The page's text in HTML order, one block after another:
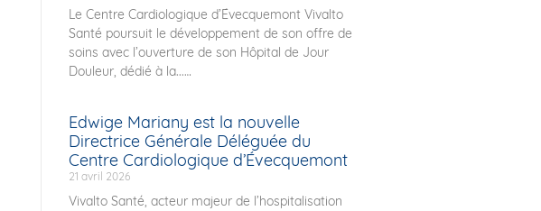
Le Centre Cardiologique d’Évecquemont Vivalto
Santé poursuit le développement de son offre de
soins avec l’ouverture de son Hôpital de Jour
Douleur, dédié à la...
Edwige Mariany est la nouvelle
Directrice Générale Déléguée du
Centre Cardiologique d’Évecquemont
21 avril 2026
Vivalto Santé, acteur majeur de l’hospitalisation